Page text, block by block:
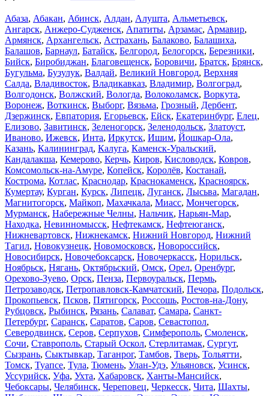
Абаза, Абакан, Абинск, Алдан, Алушта, Альметьевск,
Ангарск, Анжеро-Судженск, Апатиты, Арзамас, Армавир,
Армянск, Архангельск, Астрахань, Балаково, Балашиха,
Балашов, Барнаул, Батайск, Белгород, Белогорск, Березники,
Бийск, Биробиджан, Благовещенск, Боровичи, Братск, Брянск,
Бугульма, Бузулук, Валдай, Великий Новгород, Верхняя
Салда, Владивосток, Владикавказ, Владимир, Волгоград,
Волгодонск, Волжский, Вологда, Волоколамск, Воркута,
Воронеж, Воткинск, Выборг, Вязьма, Грозный, Дербент,
Дзержинск, Евпатория, Егорьевск, Ейск, Екатеринбург, Елец,
Елизово, Завитинск, Зеленогорск, Зеленодольск, Златоуст,
Иваново, Ижевск, Инта, Иркутск, Ишим, Йошкар-Ола,
Казань, Калининград, Калуга, Каменск-Уральский,
Кандалакша, Кемерово, Керчь, Киров, Кисловодск, Ковров,
Комсомольск-на-Амуре, Копейск, Королёв, Костанай,
Кострома, Котлас, Краснодар, Краснокаменск, Красноярск,
Кумертау, Курган, Курск, Липецк, Луганск, Лысьва, Магадан,
Магнитогорск, Майкоп, Махачкала, Миасс, Мончегорск,
Мурманск, Набережные Челны, Нальчик, Нарьян-Мар,
Находка, Невинномысск, Нефтекамск, Нефтеюганск,
Нижневартовск, Нижнекамск, Нижний Новгород, Нижний
Тагил, Новокузнецк, Новомосковск, Новороссийск,
Новосибирск, Новочебоксарск, Новочеркасск, Норильск,
Ноябрьск, Нягань, Октябрьский, Омск, Орел, Оренбург,
Орехово-Зуево, Орск, Пенза, Первоуральск, Пермь,
Петрозаводск, Петропавловск-Камчатский, Печора, Подольск,
Прокопьевск, Псков, Пятигорск, Россошь, Ростов-на-Дону,
Рубцовск, Рыбинск, Рязань, Салават, Самара, Санкт-
Петербург, Саранск, Саратов, Саров, Севастопол,
Северодвинск, Серов, Серпухов, Симферополь, Смоленск,
Сочи, Ставрополь, Старый Оскол, Стерлитамак, Сургут,
Сызрань, Сыктывкар, Таганрог, Тамбов, Тверь, Тольятти,
Томск, Туапсе, Тула, Тюмень, Улан-Удэ, Ульяновск, Усинск,
Уссурийск, Уфа, Ухта, Хабаровск, Ханты-Мансийск,
Чебоксары, Челябинск, Череповец, Черкесск, Чита, Шахты,